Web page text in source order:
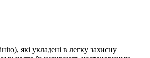
які укладені в легку захисну